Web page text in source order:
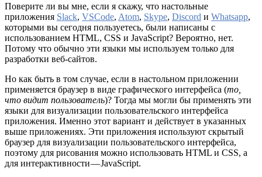
Поверите ли вы мне, если я скажу, что настольные
приложения Slack, VSCode, Atom, Skype, Discord и Whatsapp,
которыми вы сегодня пользуетесь, были написаны с
использованием HTML, CSS и JavaScript? Вероятно, нет.
Потому что обычно эти языки мы используем только для
разработки веб-сайтов.
Но как быть в том случае, если в настольном приложении
применяется браузер в виде графического интерфейса (то,
что видит пользователь)? Тогда мы могли бы применять эти
языки для визуализации пользовательского интерфейса
приложения. Именно этот вариант и действует в указанных
выше приложениях. Эти приложения используют скрытый
браузер для визуализации пользовательского интерфейса,
поэтому для рисования можно использовать HTML и CSS, а
для интерактивности — JavaScript.